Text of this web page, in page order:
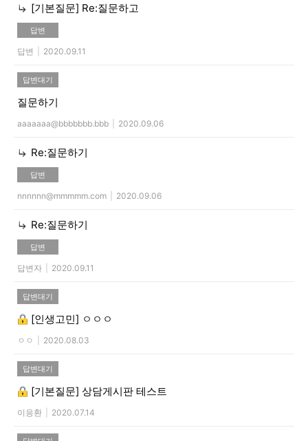
[기본질문] Re:질문하고
답변
답변 2020.09.11
답변대기
질문하기
aaaaaaa@bbbbbbb.bbb 2020.09.06
Re:질문하기
답변
nnnnnn@mmmmm.com 2020.09.06
Re:질문하기
답변
답변자 2020.09.11
답변대기
[인생고민] ㅇㅇㅇ
ㅇㅇ 2020.08.03
답변대기
[기본질문] 상담게시판 테스트
이응환 2020.07.14